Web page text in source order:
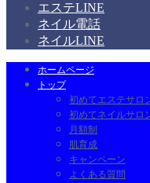
エステLINE
ネイル電話
ネイルLINE
ホームページ
トップ
初めてエステサロ
初めてネイルサロ
月額制
肌育成
キャンペーン
よくある質問